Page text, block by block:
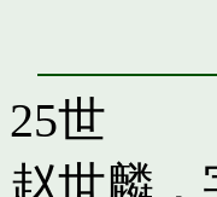
25世
赵世麟，